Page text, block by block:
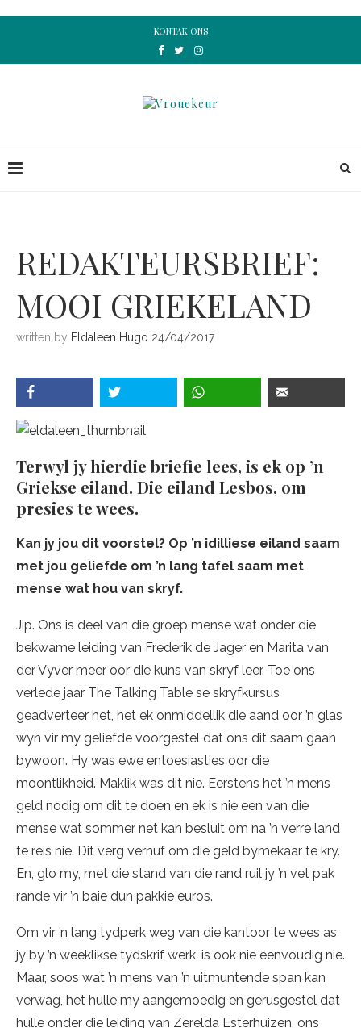
KONTAK ONS
REDAKTEURSBRIEF:
MOOI GRIEKELAND
written by Eldaleen Hugo 24/04/2017
Terwyl jy hierdie briefie lees, is ek op ’n
Griekse eiland. Die eiland Lesbos, om
presies te wees.
Kan jy jou dit voorstel? Op ’n idilliese eiland saam
met jou geliefde om ’n lang tafel saam met
mense wat hou van skryf.
Jip. Ons is deel van die groep mense wat onder die
bekwame leiding van Frederik de Jager en Marita van
der Vyver meer oor die kuns van skryf leer. Toe ons
verlede jaar The Talking Table se skryfkursus
geadverteer het, het ek onmiddellik die aand oor ’n glas
wyn vir my geliefde voorgestel dat ons dit saam gaan
bywoon. Hy was ewe entoesiasties oor die
moontlikheid. Maklik was dit nie. Eerstens het ’n mens
geld nodig om dit te doen en ek is nie een van die
mense wat sommer net kan besluit om na ’n verre land
te reis nie. Dit verg vernuf om die geld bymekaar te kry.
En, glo my, met die stand van die rand ruil jy ’n vet pak
rande vir ’n baie dun pakkie euros.
Om vir ’n lang tydperk weg van die kantoor te wees as
jy by ’n weeklikse tydskrif werk, is ook nie eenvoudig nie.
Maar, soos wat ’n mens van ’n uitmuntende span kan
verwag, het hulle my aangemoedig en gerusgestel dat
hulle onder die leiding van Zerelda Esterhuizen, ons